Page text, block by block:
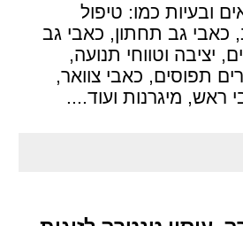
ובעיות כמו: טיפול
כאבי גב תחתון, כאבי גב
יציבה וטווחי תנועה,
תפוסים, כאבי צוואר,
ראש, מיגרנות ועוד....